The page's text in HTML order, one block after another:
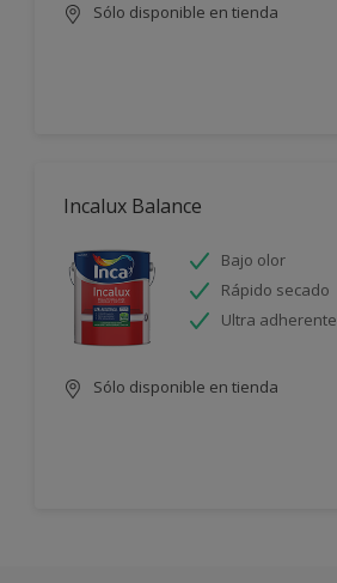
Sólo disponible en tienda
Incalux Balance
Bajo olor
Rápido secado
Ultra adherente
Sólo disponible en tienda